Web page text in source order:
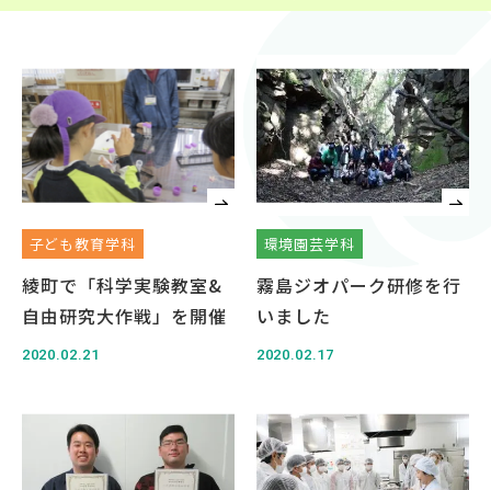
対象者別
受験生の方
保護者の方
企業の方
地域の方
子ども教育学科
綾町で「科学実験教室&
自由研究大作戦」を開催
2020.02.21
環境園芸学科
霧島ジオパーク研修を行
いました
2020.02.17